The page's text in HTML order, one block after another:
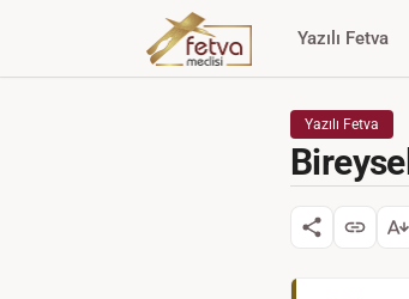
Yazılı Fetva
Yazılı Fetva